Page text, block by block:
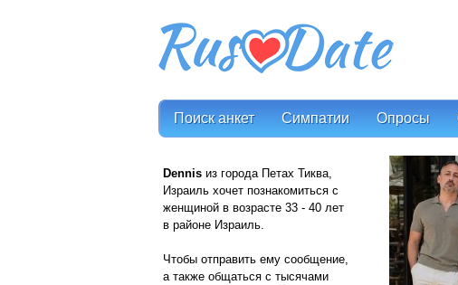
Поиск анкет Симпатии Опросы
Dennis из города Петах Тиква,
Израиль хочет познакомиться с
женщиной в возрасте 33 - 40 лет
в районе Израиль.
Чтобы отправить ему сообщение,
а также общаться с тысячами